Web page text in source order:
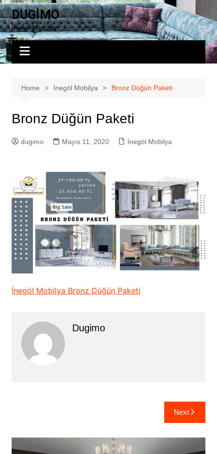
Skip
to
content
DUGİMO
İnegöl Mobilya
Home İnegöl Mobilya Bronz Düğün Paketi
Bronz Düğün Paketi
dugimo Mayıs 11, 2020 İnegöl Mobilya
İnegöl Mobilya Bronz Düğün Paketi
Dugimo
Next